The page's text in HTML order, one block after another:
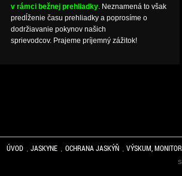
v rámci bežnej prehliadky. Neznamená to však
predĺženie času prehliadky a poprosíme o
dodržiavanie pokynov našich
sprievodcov. Prajeme príjemný zážitok!
ÚVOD JASKYNE OCHRANA JASKÝŇ VÝSKUM,